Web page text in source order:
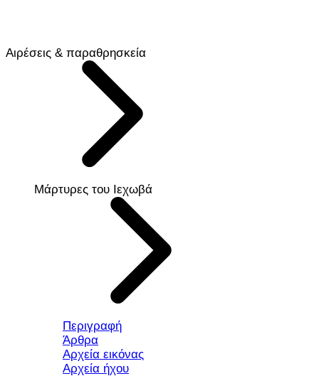
Αιρέσεις & παραθρησκεία
Μάρτυρες του Ιεχωβά
Περιγραφή
Άρθρα
Αρχεία εικόνας
Αρχεία ήχου